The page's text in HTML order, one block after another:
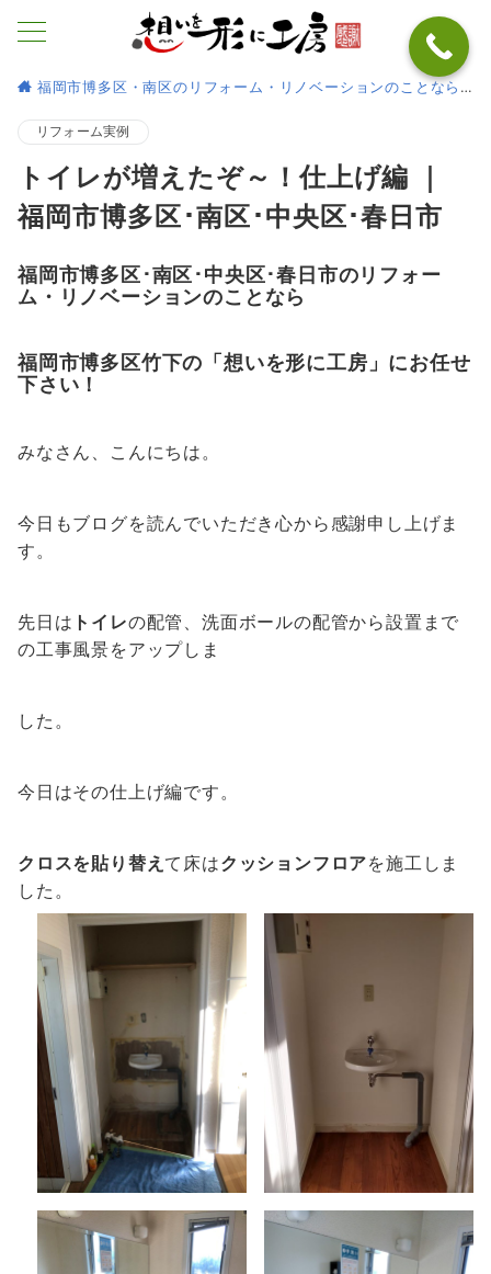
福岡市博多区・南区のリフォーム・リノベーションのことなら
リフォーム実例
トイレが増えたぞ～！仕上げ編 ｜
福岡市博多区･南区･中央区･春日市
福岡市博多区･南区･中央区･春日市のリフォー
ム・リノベーションのことなら
福岡市博多区竹下の「想いを形に工房」にお任せ
下さい！
みなさん、こんにちは。
今日もブログを読んでいただき心から感謝申し上げま
す。
先日は トイレの配管、洗面ボールの配管から設置まで
の工事風景をアップしま
した。
今日はその仕上げ編です。
クロスを貼り替え て床はクッションフロアを施工しま
した。